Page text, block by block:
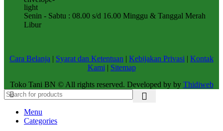
Senin - Sabtu : 08.00 s/d 16.00 Minggu & Tanggal Merah
Libur
Cara Belanja | Syarat dan Ketentuan | Kebijakan Privasi | Kontak
Kami | Sitemap
Toko Tani BN © All rights reserved. Developed by by Thidiweb
Menu
Categories